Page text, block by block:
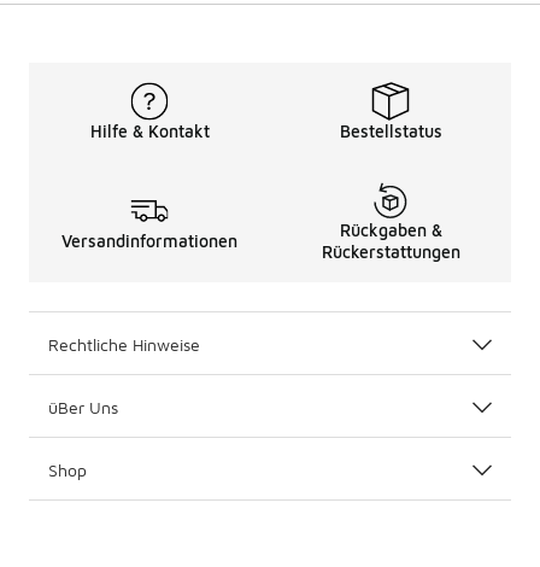
Hilfe & Kontakt Bestellstatus
Versandinformationen
Rückgaben &
Rückerstattungen
Rechtliche Hinweise
üBer Uns
Shop